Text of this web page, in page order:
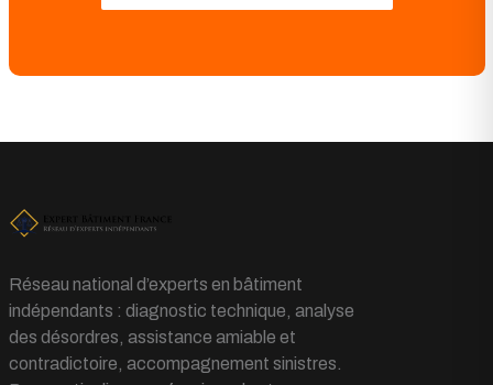
Réseau national d’experts en bâtiment
indépendants : diagnostic technique, analyse
des désordres, assistance amiable et
contradictoire, accompagnement sinistres.